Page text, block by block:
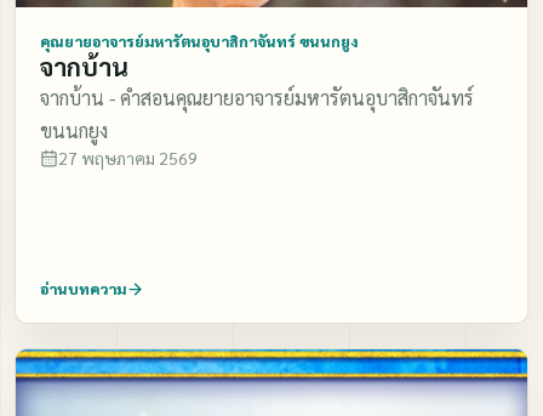
คุณยายอาจารย์มหารัตนอุบาสิกาจันทร์ ขนนกยูง
จากบ้าน
จากบ้าน - คำสอนคุณยายอาจารย์มหารัตนอุบาสิกาจันทร์
ขนนกยูง
27 พฤษภาคม 2569
อ่านบทความ